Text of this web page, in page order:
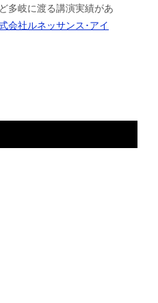
多岐に渡る講演実績があ
会社ルネッサンス･アイ